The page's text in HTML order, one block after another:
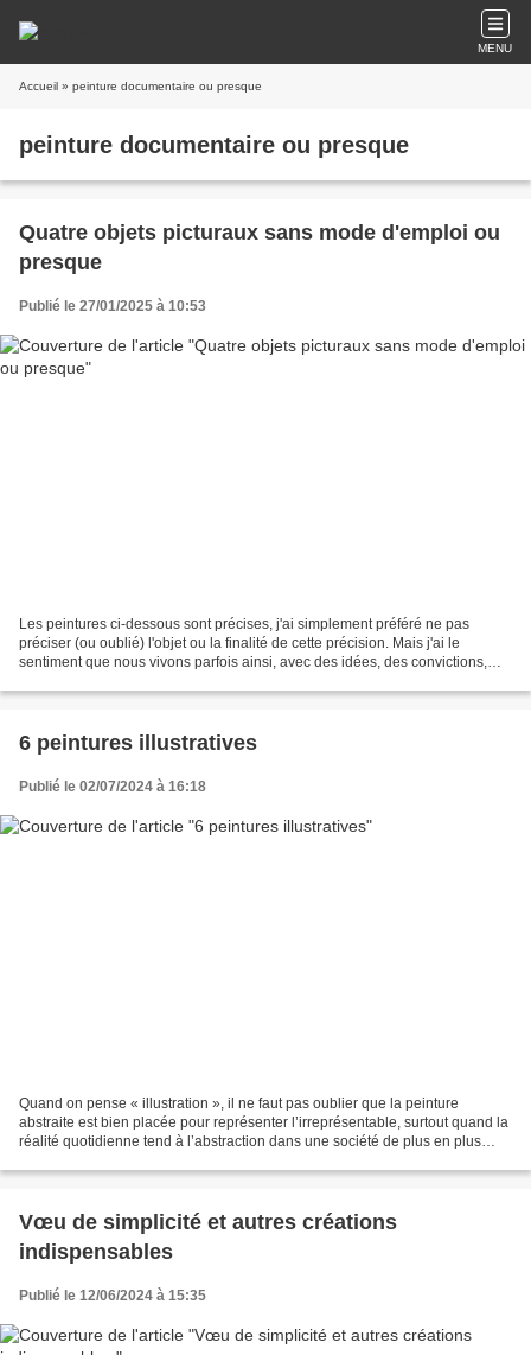
MENU
Accueil » peinture documentaire ou presque
peinture documentaire ou presque
Quatre objets picturaux sans mode d'emploi ou
presque
Publié le 27/01/2025 à 10:53
Les peintures ci-dessous sont précises, j'ai simplement préféré ne pas
préciser (ou oublié) l'objet ou la finalité de cette précision. Mais j'ai le
sentiment que nous vivons parfois ainsi, avec des idées, des convictions,
6 peintures illustratives
Publié le 02/07/2024 à 16:18
Quand on pense « illustration », il ne faut pas oublier que la peinture
abstraite est bien placée pour représenter l’irreprésentable, surtout quand la
réalité quotidienne tend à l’abstraction dans une société de plus en plus
Vœu de simplicité et autres créations
indispensables
Publié le 12/06/2024 à 15:35